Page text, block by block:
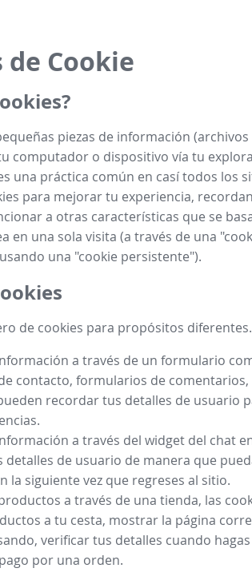
Cookie
piezas de información
computador o dispositivo vía tu
una práctica común en casí todos los
para mejorar tu experiencia,
a otras características que se
en una sola visita (a través de una
una "cookie persistente").
de cookies para propósitos diferentes.
a través de un formulario
contacto, formularios de
recordar tus detalles de usuario
a través del widget del chat
detalles de usuario de manera que
la siguiente vez que regreses al sitio.
a través de una tienda, las
a tu cesta, mostrar la página
verificar tus detalles cuando
por una orden.